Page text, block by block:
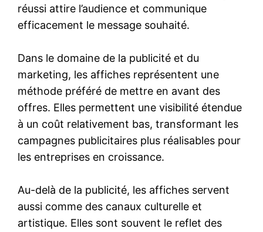
réussi attire l’audience et communique
efficacement le message souhaité.
Dans le domaine de la publicité et du
marketing, les affiches représentent une
méthode préféré de mettre en avant des
offres. Elles permettent une visibilité étendue
à un coût relativement bas, transformant les
campagnes publicitaires plus réalisables pour
les entreprises en croissance.
Au-delà de la publicité, les affiches servent
aussi comme des canaux culturelle et
artistique. Elles sont souvent le reflet des